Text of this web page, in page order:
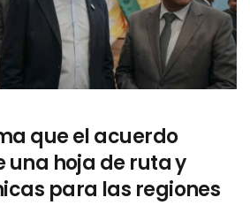
que el acuerdo
una hoja de ruta y
para las regiones